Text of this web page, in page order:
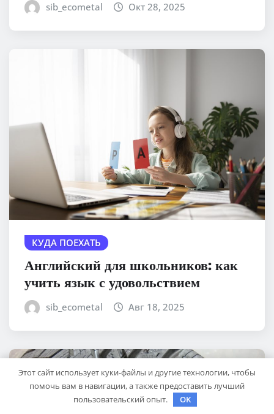
sib_ecometal Окт 28, 2025
КУДА ПОЕХАТЬ
Английский для школьников: как
учить язык с удовольствием
sib_ecometal Авг 18, 2025
Этот сайт использует куки-файлы и другие технологии, чтобы
помочь вам в навигации, а также предоставить лучший
пользовательский опыт.
OK